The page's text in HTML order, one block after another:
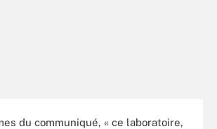
du communiqué, « ce laboratoire,